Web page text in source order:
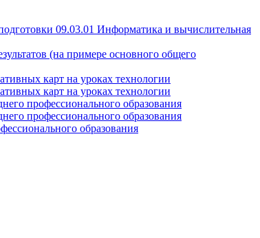
09.03.01 Информатика и вычислительная
(на примере основного общего
карт на уроках технологии
карт на уроках технологии
профессионального образования
профессионального образования
образования